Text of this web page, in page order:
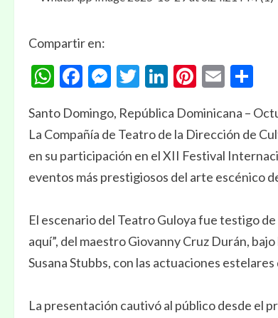
Compartir en:
WhatsApp
Facebook
Messenger
Twitter
LinkedIn
Pinterest
Email
Santo Domingo, República Dominicana –
La Compañía de Teatro de la Dirección de
en su participación en el XII Festival
eventos más prestigiosos del arte escénico
El escenario del Teatro Guloya fue testigo de
aquí”, del maestro Giovanny Cruz Durán,
Susana Stubbs, con las actuaciones
La presentación cautivó al público desde el